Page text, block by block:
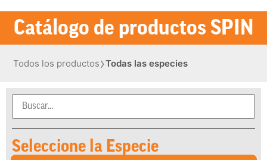
Catálogo de productos SPIN
Todos los productos›Todas las especies
Seleccione la Especie